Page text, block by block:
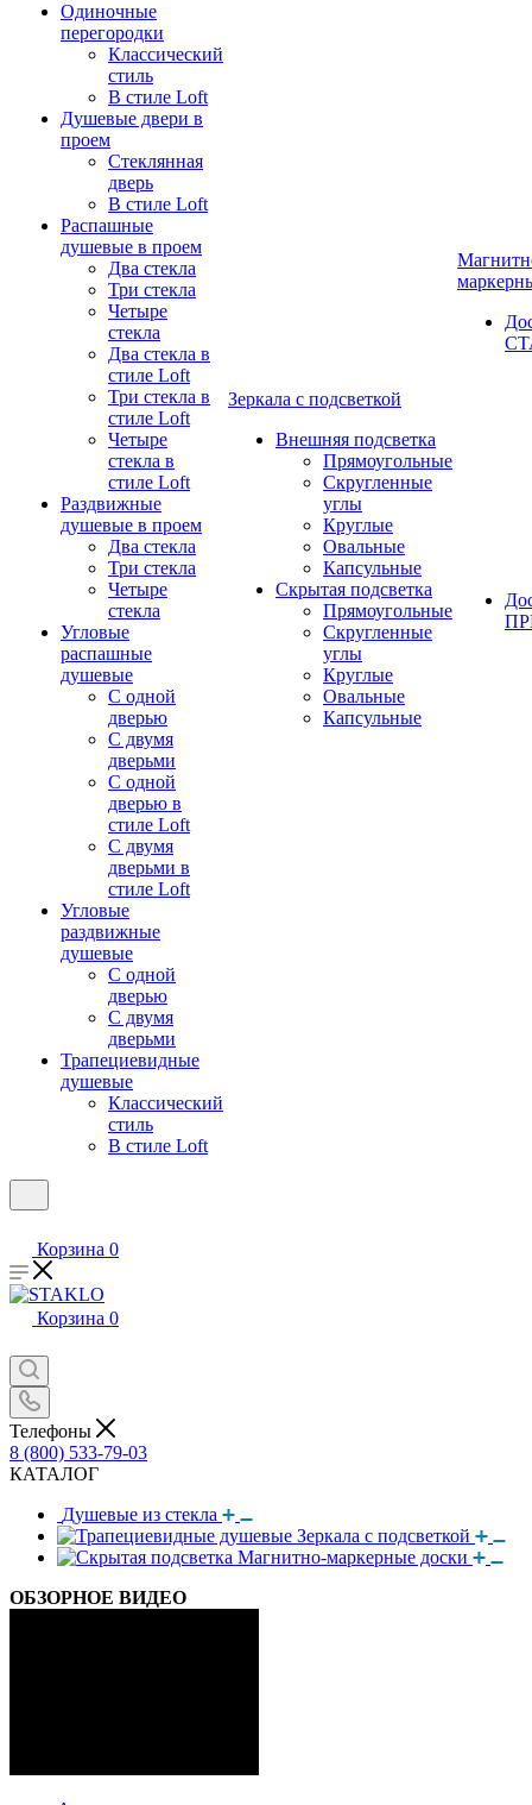
Одиночные
перегородки
Классический
стиль
В стиле Loft
Душевые двери в
проем
Стеклянная
дверь
В стиле Loft
Распашные
душевые в проем
Два стекла
Три стекла
Четыре
стекла
Два стекла в
стиле Loft
Три стекла в
стиле Loft
Четыре
стекла в
стиле Loft
Раздвижные
душевые в проем
Два стекла
Три стекла
Четыре
стекла
Угловые
распашные
душевые
С одной
дверью
С двумя
дверьми
С одной
дверью в
стиле Loft
С двумя
дверьми в
стиле Loft
Угловые
раздвижные
душевые
С одной
дверью
С двумя
дверьми
Трапециевидные
душевые
Классический
стиль
В стиле Loft
Зеркала с подсветкой
Внешняя подсветка
Прямоугольные
Скругленные
углы
Круглые
Овальные
Капсульные
Скрытая подсветка
Прямоугольные
Скругленные
углы
Круглые
Овальные
Капсульные
Корзина 0
Корзина 0
Телефоны
8 (800) 533-79-03
КАТАЛОГ
Душевые из стекла
Зеркала с подсветкой
Магнитно-маркерные доски
ОБЗОРНОЕ ВИДЕО